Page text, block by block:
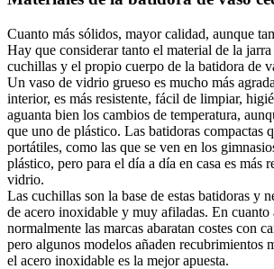
Cuanto más sólidos, mayor calidad, aunque
Hay que considerar tanto el material de la
cuchillas y el propio cuerpo de la batidora de
Un vaso de vidrio grueso es mucho más
interior, es más resistente, fácil de limpiar,
aguanta bien los cambios de temperatura,
que uno de plástico. Las batidoras compactas
portátiles, como las que se ven en los
plástico, pero para el día a día en casa es más
vidrio.
Las cuchillas son la base de estas batidoras y
de acero inoxidable y muy afiladas. En cuanto
normalmente las marcas abaratan costes con
pero algunos modelos añaden recubrimientos
el acero inoxidable es la mejor apuesta.